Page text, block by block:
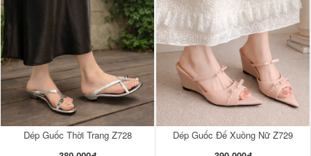
Dép Guốc Thời Trang Z728
Dép Guốc Đế Xuồng Nữ Z729